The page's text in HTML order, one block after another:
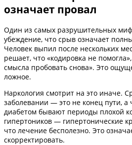
означает провал
Один из самых разрушительных
убеждение, что срыв означает
Человек выпил после нескольких
решает, что «кодировка не
смысла пробовать снова». Это
ложное.
Наркология смотрит на это иначе.
заболевании — это не конец пути, а
диабетом бывают периоды плохой
гипертоников — гипертонические
что лечение бесполезно. Это
скорректировать.